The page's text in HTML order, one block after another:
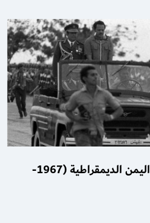
وزراء الدفاع لجمهورية اليمن الديمقراطية ​​​​​​​(1967-